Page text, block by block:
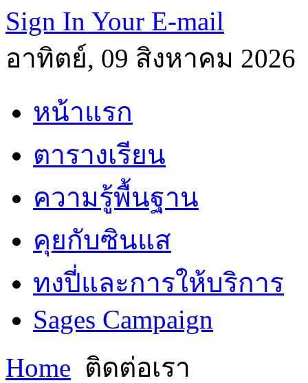
Sign In Your E-mail
อาทิตย์, 09 สิงหาคม 2026
หน้าแรก
ตารางเรียน
ความรู้พื้นฐาน
คุยกับซินแส
ทงปี่และการให้บริการ
Sages Campaign
Home ติดต่อเรา